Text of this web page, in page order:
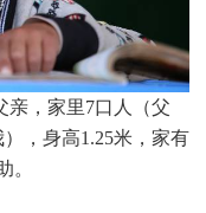
亲，家里7口人（父
，身高1.25米，家有
。